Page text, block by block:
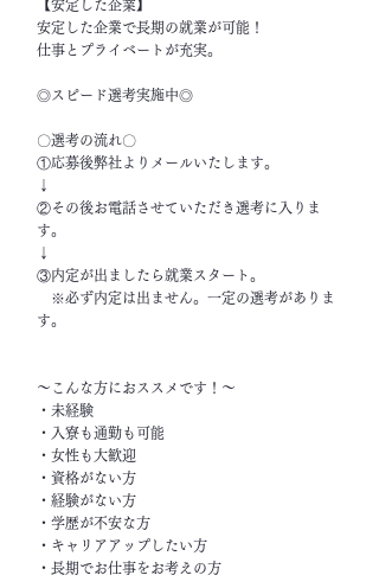
【安定した企業】
安定した企業で長期の就業が可能！
仕事とプライベートが充実。
◎スピード選考実施中◎
〇選考の流れ〇
①応募後弊社よりメールいたします。
↓
②その後お電話させていただき選考に入りま
す。
↓
③内定が出ましたら就業スタート。
※必ず内定は出ません。一定の選考がありま
す。
～こんな方におススメです！～
・未経験
・入寮も通勤も可能
・女性も大歓迎
・資格がない方
・経験がない方
・学歴が不安な方
・キャリアアップしたい方
・長期でお仕事をお考えの方